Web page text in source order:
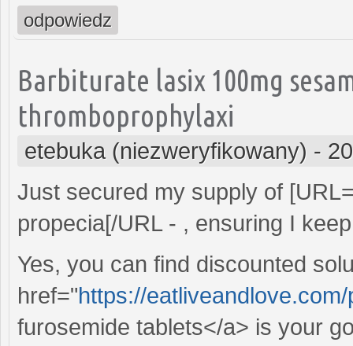
odpowiedz
Barbiturate lasix 100mg
thromboprophylaxi
etebuka (niezweryfikowany) -
Just secured my supply of
propecia[/URL - , ensuring I
Yes, you can find discounted
href="https://
furosemide tablets</a> is your